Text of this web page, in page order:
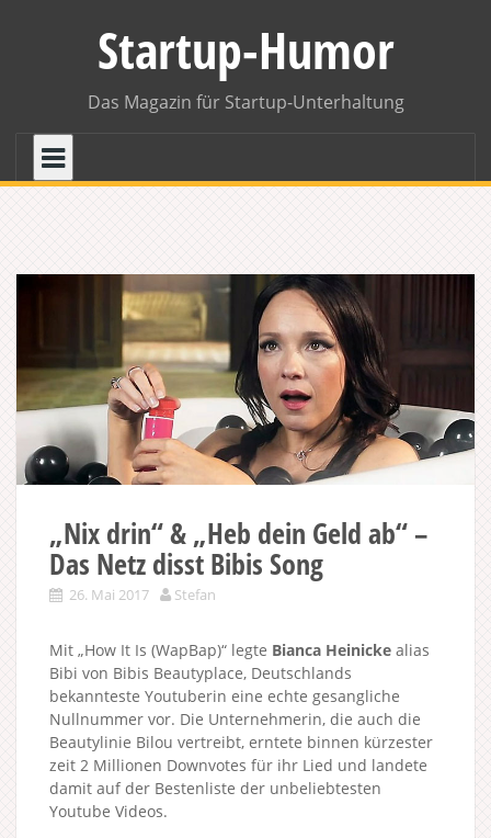
Startup-Humor
Das Magazin für Startup-Unterhaltung
„Nix drin“ & „Heb dein Geld ab“ –
Das Netz disst Bibis Song
26. Mai 2017 Stefan
Mit „How It Is (WapBap)“ legte Bianca Heinicke alias
Bibi von Bibis Beautyplace, Deutschlands
bekannteste Youtuberin eine echte gesangliche
Nullnummer vor. Die Unternehmerin, die auch die
Beautylinie Bilou vertreibt, erntete binnen kürzester
zeit 2 Millionen Downvotes für ihr Lied und landete
damit auf der Bestenliste der unbeliebtesten
Youtube Videos.